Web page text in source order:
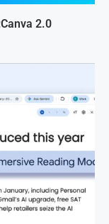
Canva 2.0: ثورة التصميم الذكي تحلق عالمياً